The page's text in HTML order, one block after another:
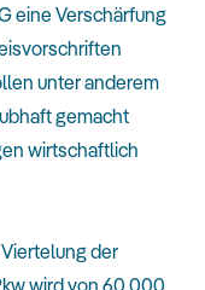
eine Verschärfung
unter anderem
gemacht
wirtschaftlich
der
wird von 60.000